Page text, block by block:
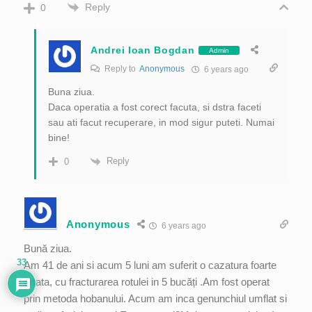
0 Reply
Andrei Ioan Bogdan Admin
Reply to Anonymous 6 years ago
Buna ziua.
Daca operatia a fost corect facuta, si dstra faceti
sau ati facut recuperare, in mod sigur puteti. Numai
bine!
0 Reply
Anonymous 6 years ago
Bună ziua.
Am 41 de ani si acum 5 luni am suferit o cazatura foarte
urtata, cu fracturarea rotulei in 5 bucăți .Am fost operat
prin metoda hobanului. Acum am inca genunchiul umflat si
33